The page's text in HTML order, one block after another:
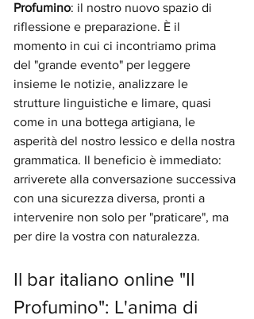
Profumino: il nostro nuovo spazio di
riflessione e preparazione. È il
momento in cui ci incontriamo prima
del "grande evento" per leggere
insieme le notizie, analizzare le
strutture linguistiche e limare, quasi
come in una bottega artigiana, le
asperità del nostro lessico e della nostra
grammatica. Il beneficio è immediato:
arriverete alla conversazione successiva
con una sicurezza diversa, pronti a
intervenire non solo per "praticare", ma
per dire la vostra con naturalezza.
Il bar italiano online "Il
Profumino": L'anima di